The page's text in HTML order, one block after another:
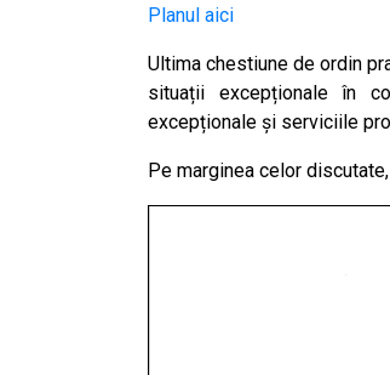
Planul aici
Ultima chestiune de ordin
situații excepționale în
excepționale și serviciile
Pe marginea celor